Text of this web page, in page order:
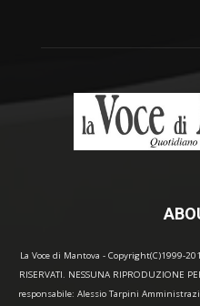
La Voce di Mantova - Copyright(C)1999-
RISERVATI. NESSUNA RIPRODUZIONE
responsabile: Alessio Tarpini